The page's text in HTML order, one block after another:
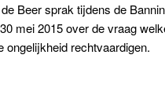
Beer sprak tijdens de
mei 2015 over de vraag
ongelijkheid rechtvaardigen.